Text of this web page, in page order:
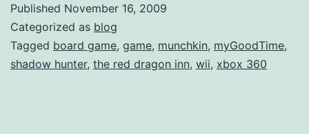
Published November 16, 2009
Categorized as blog
Tagged board game, game, munchkin, myGoodTime,
shadow hunter, the red dragon inn, wii, xbox 360